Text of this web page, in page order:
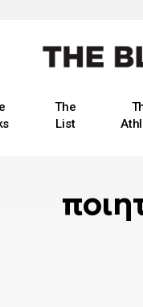
The
List